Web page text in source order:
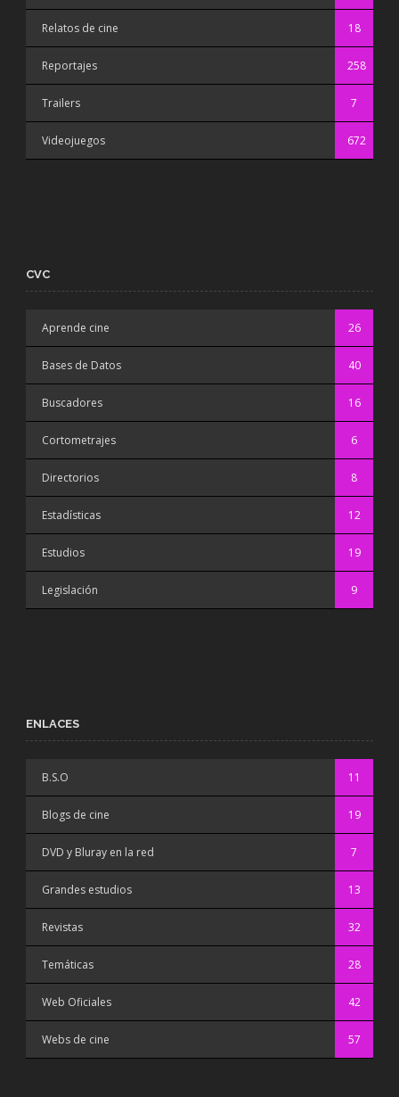
Relatos de cine 18
Reportajes 258
Trailers 7
Videojuegos 672
CVC
Aprende cine 26
Bases de Datos 40
Buscadores 16
Cortometrajes 6
Directorios 8
Estadísticas 12
Estudios 19
Legislación 9
ENLACES
B.S.O 11
Blogs de cine 19
DVD y Bluray en la red 7
Grandes estudios 13
Revistas 32
Temáticas 28
Web Oficiales 42
Webs de cine 57